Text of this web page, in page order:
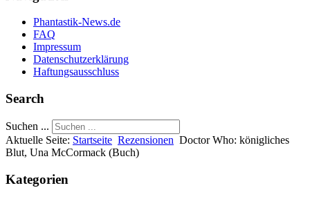
Phantastik-News.de
FAQ
Impressum
Datenschutzerklärung
Haftungsausschluss
Search
Suchen ...
Aktuelle Seite: Startseite Rezensionen Doctor Who: königliches
Blut, Una McCormack (Buch)
Kategorien